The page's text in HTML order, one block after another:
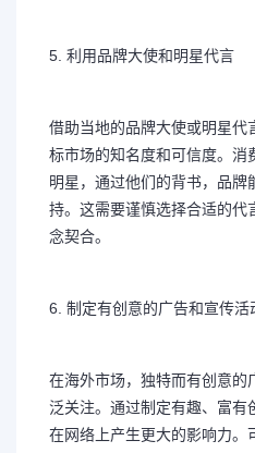
5. 利用品牌大使和明星代言
借助当地的品牌大使或明星代
标市场的知名度和可信度。消
明星，通过他们的背书，品牌
持。这需要谨慎选择合适的代
念契合。
6. 制定有创意的广告和宣传活
在海外市场，独特而有创意的
泛关注。通过制定有趣、富有
在网络上产生更大的影响力。